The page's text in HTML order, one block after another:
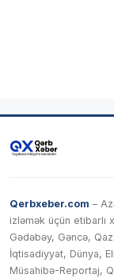
Qerbxeber.com –
izləmək üçün etibarlı
Gədəbəy, Gəncə,
İqtisadiyyat, Dünya,
Müsahibə-Reportaj,